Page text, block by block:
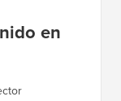
en